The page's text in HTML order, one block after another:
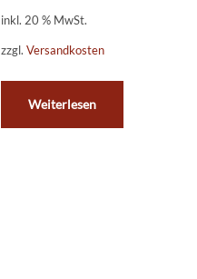
inkl. 20 % MwSt.
zzgl.Versandkosten
Weiterlesen